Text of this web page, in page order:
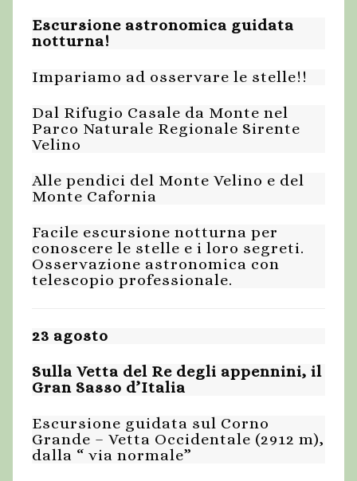
Escursione astronomica guidata
notturna!
Impariamo ad osservare le stelle!!
Dal Rifugio Casale da Monte nel
Parco Naturale Regionale Sirente
Velino
Alle pendici del Monte Velino e del
Monte Cafornia
Facile escursione notturna per
conoscere le stelle e i loro segreti.
Osservazione astronomica con
telescopio professionale.
23 agosto
Sulla Vetta del Re degli appennini, il
Gran Sasso d’Italia
Escursione guidata sul Corno
Grande – Vetta Occidentale (2912 m),
dalla “ via normale”